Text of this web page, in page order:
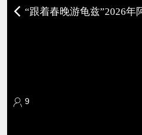
9
“跟着春晚游龟兹”2026年阿克苏地区文化旅游交流及宣传推广活动（太原站）